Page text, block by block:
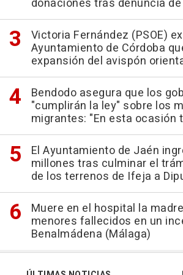
donaciones tras denuncia
Victoria Fernández (PSOE)
Ayuntamiento de Córdoba
expansión del avispón
Bendodo asegura que los
"cumplirán la ley" sobre los
migrantes: "En esta ocasión
El Ayuntamiento de Jaén
millones tras culminar el
de los terrenos de Ifeja a
Muere en el hospital la
menores fallecidos en un
Benalmádena (Málaga)